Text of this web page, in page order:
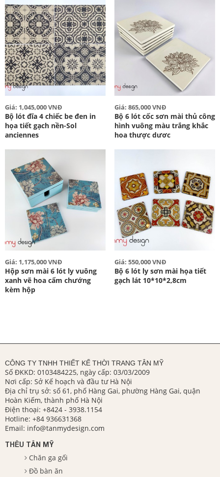
Giá: 1,045,000 VNĐ
Bộ lót đĩa 4 chiếc be đen in
họa tiết gạch nền-Sol
anciennes
Giá: 865,000 VNĐ
Bộ 6 lót cốc sơn mài thủ công
hình vuông màu trắng khắc
hoa thược dươc
Giá: 1,175,000 VNĐ
Hộp sơn mài 6 lót ly vuông
xanh vẽ hoa cẩm chướng
kèm hộp
Giá: 550,000 VNĐ
Bộ 6 lót ly sơn mài họa tiết
gạch lát 10*10*2,8cm
CÔNG TY TNHH THIẾT KẾ THỜI TRANG TÂN MỸ
Số ĐKKD: 0103484225, ngày cấp: 03/03/2009
Nơi cấp: Sở Kế hoạch và đầu tư Hà Nội
Địa chỉ trụ sở: số 61, phố Hàng Gai, phường Hàng Gai, quận
Hoàn Kiếm, thành phố Hà Nội
Điện thoại: +8424 - 3938.1154
Hotline: +84 936631368
Email: info@tanmydesign.com
THÊU TÂN MỸ
Chăn ga gối
Đồ bàn ăn